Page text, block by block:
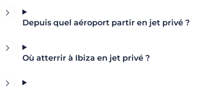
Depuis quel aéroport partir en jet privé ?
Où atterrir à Ibiza en jet privé ?